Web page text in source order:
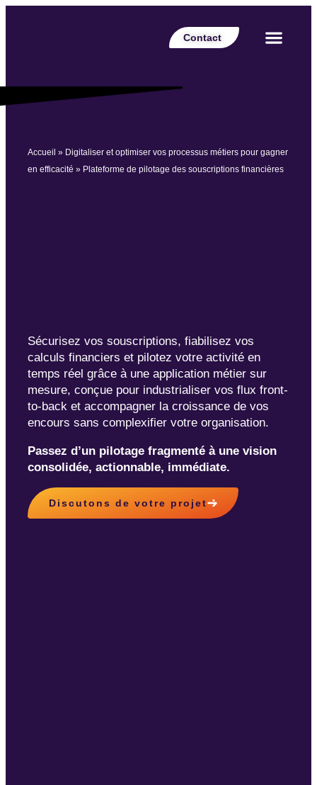
Contact
Accueil » Digitaliser et optimiser vos processus métiers pour gagner
en efficacité » Plateforme de pilotage des souscriptions financières
Sécurisez vos souscriptions, fiabilisez vos
calculs financiers et pilotez votre activité en
temps réel grâce à une application métier sur
mesure, conçue pour industrialiser vos flux front-
to-back et accompagner la croissance de vos
encours sans complexifier votre organisation.
Passez d’un pilotage fragmenté à une vision
consolidée, actionnable, immédiate.
Discutons de votre projet